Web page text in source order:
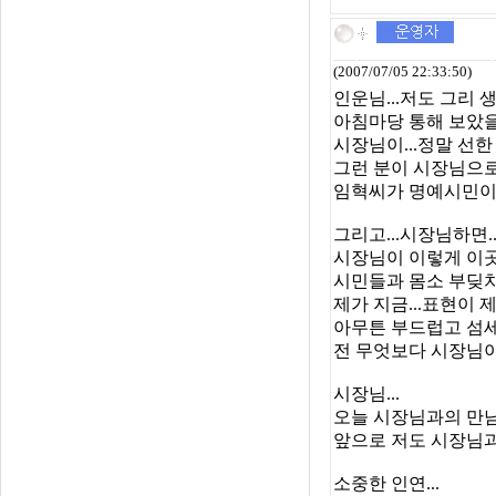
(2007/07/05 22:33:50)
인운님...저도 그리
아침마당 통해 보았
시장님이...정말 선
그런 분이 시장님으
임혁씨가 명예시민
그리고...시장님하면
시장님이 이렇게 이
시민들과 몸소 부딪
제가 지금...표현이
아무튼 부드럽고 섬
전 무엇보다 시장님
시장님...
오늘 시장님과의 만
앞으로 저도 시장님
소중한 인연...